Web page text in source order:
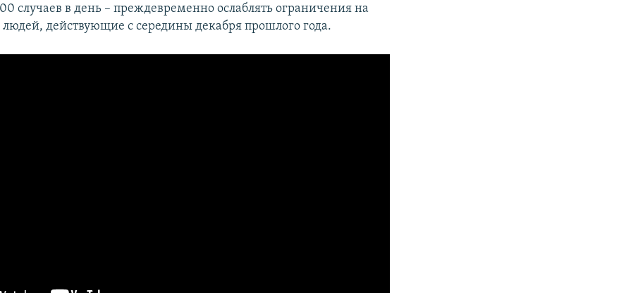
случаев в день – преждевременно ослаблять ограничения на
действующие с середины декабря прошлого года.